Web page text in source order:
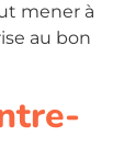
mener à
au bon